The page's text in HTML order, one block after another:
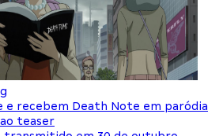
e recebem Death Note em paródia
teaser